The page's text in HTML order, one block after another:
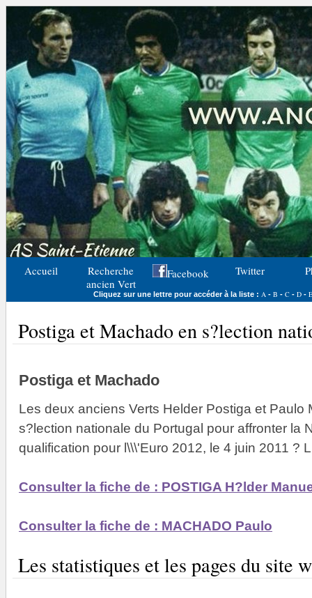
Accueil
Recherche
ancien Vert
Facebook Twitter
Cliquez sur une lettre pour accéder à la liste : A - B - C- D- E
Postiga et Machado en s?lection
Postiga et Machado
Les deux anciens Verts Helder Postiga et Paulo
s?lection nationale du Portugal pour affronter la
qualification pour l\\\'Euro 2012, le 4 juin 2011 ?
Consulter la fiche de : POSTIGA H?lder
Consulter la fiche de : MACHADO Paulo
Les statistiques et les pages du site